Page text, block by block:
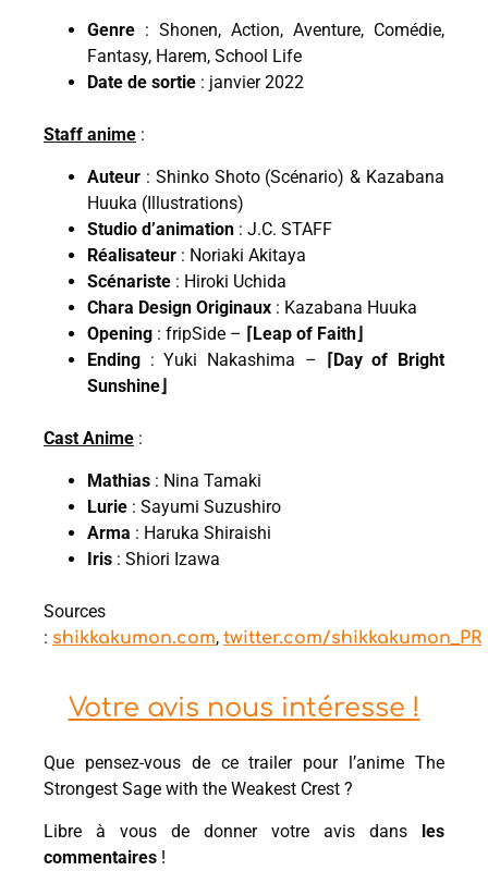
Genre : Shonen, Action, Aventure, Comédie,
Fantasy, Harem, School Life
Date de sortie : janvier 2022
Staff anime :
Auteur : Shinko Shoto (Scénario) & Kazabana
Huuka (Illustrations)
Studio d’animation : J.C. STAFF
Réalisateur : Noriaki Akitaya
Scénariste : Hiroki Uchida
Chara Design Originaux : Kazabana Huuka
Opening : fripSide – ⌈Leap of Faith⌋
Ending : Yuki Nakashima –
⌈Day of Bright
Sunshine⌋
Cast Anime :
Mathias : Nina Tamaki
Lurie : Sayumi Suzushiro
Arma : Haruka Shiraishi
Iris : Shiori Izawa
Sources
: shikkakumon.com, twitter.com/shikkakumon_PR
Votre avis nous intéresse !
Que pensez-vous de ce trailer pour l’anime The
Strongest Sage with the Weakest Crest ?
Libre à vous de donner votre avis dans
les
commentaires !